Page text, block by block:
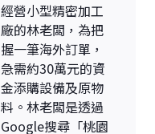
經營小型精密加工
廠的林老闆，為把
握一筆海外訂單，
急需約30萬元的資
金添購設備及原物
料。林老闆是透過
Google搜尋「桃園